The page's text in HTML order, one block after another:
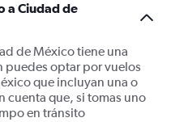
a Ciudad de
de México tiene una
puedes optar por vuelos
que incluyan una o
cuenta que, si tomas uno
en tránsito